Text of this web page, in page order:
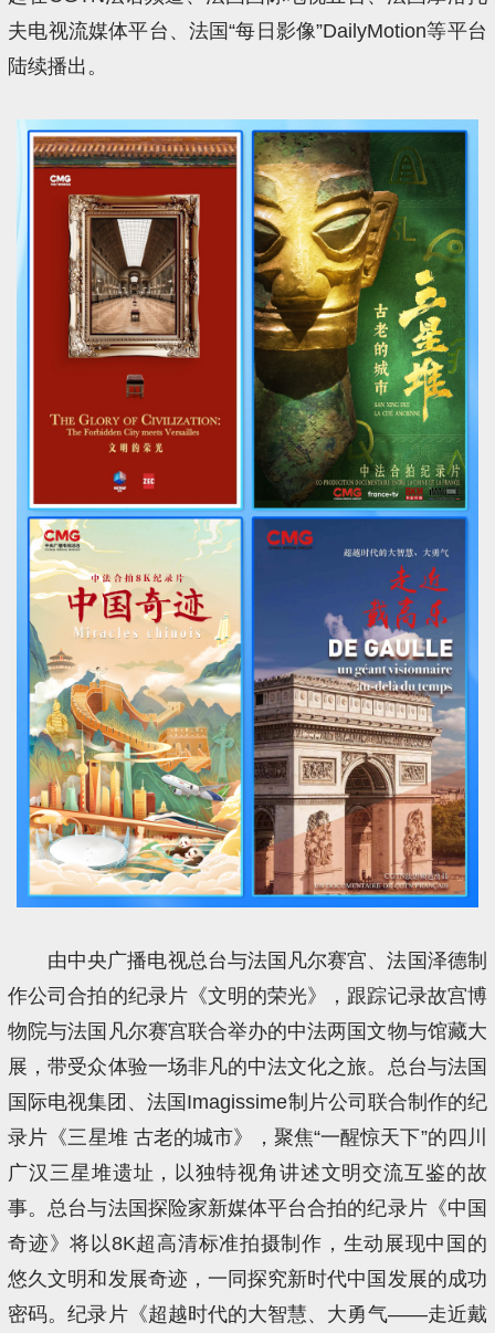
夫电视流媒体平台、法国“每日影像”DailyMotion等平台
陆续播出。
由中央广播电视总台与法国凡尔赛宫、法国泽德制
作公司合拍的纪录片《文明的荣光》，跟踪记录故宫博
物院与法国凡尔赛宫联合举办的中法两国文物与馆藏大
展，带受众体验一场非凡的中法文化之旅。总台与法国
国际电视集团、法国Imagissime制片公司联合制作的纪
录片《三星堆 古老的城市》，聚焦“一醒惊天下”的四川
广汉三星堆遗址，以独特视角讲述文明交流互鉴的故
事。总台与法国探险家新媒体平台合拍的纪录片《中国
奇迹》将以8K超高清标准拍摄制作，生动展现中国的
悠久文明和发展奇迹，一同探究新时代中国发展的成功
密码。纪录片《超越时代的大智慧、大勇气——走近戴